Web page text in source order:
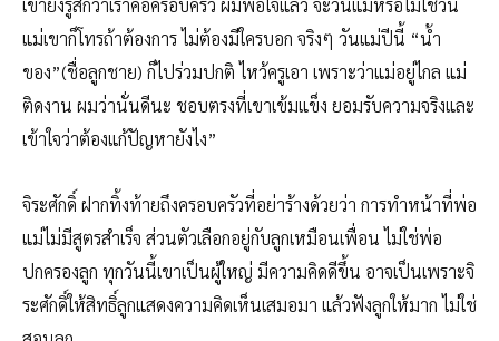
เขายังรู้สึกว่าเราคือครอบครัว ผมพอใจแล้ว จะวันแม่หรือไม่ใช่วัน
แม่เขาก็โทรถ้าต้องการ ไม่ต้องมีใครบอก จริงๆ วันแม่ปีนี้ “น้ำ
ของ”(ชื่อลูกชาย) ก็ไปร่วมปกติ ไหว้ครูเอา เพราะว่าแม่อยู่ไกล แม่
ติดงาน ผมว่านั่นดีนะ ชอบตรงที่เขาเข้มแข็ง ยอมรับความจริงและ
เข้าใจว่าต้องแก้ปัญหายังไง”
จิระศักดิ์ ฝากทิ้งท้ายถึงครอบครัวที่อย่าร้างด้วยว่า การทำหน้าที่พ่อ
แม่ไม่มีสูตรสำเร็จ ส่วนตัวเลือกอยู่กับลูกเหมือนเพื่อน ไม่ใช่พ่อ
ปกครองลูก ทุกวันนี้เขาเป็นผู้ใหญ่ มีความคิดดีขึ้น อาจเป็นเพราะจิ
ระศักดิ์ให้สิทธิ์ลูกแสดงความคิดเห็นเสมอมา แล้วฟังลูกให้มาก ไม่ใช่